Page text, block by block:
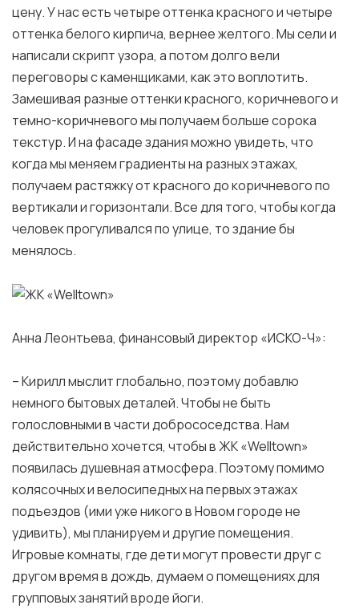
цену. У нас есть четыре оттенка красного и четыре
оттенка белого кирпича, вернее желтого. Мы сели и
написали скрипт узора, а потом долго вели
переговоры с каменщиками, как это воплотить.
Замешивая разные оттенки красного, коричневого и
темно-коричневого мы получаем больше сорока
текстур. И на фасаде здания можно увидеть, что
когда мы меняем градиенты на разных этажах,
получаем растяжку от красного до коричневого по
вертикали и горизонтали. Все для того, чтобы когда
человек прогуливался по улице, то здание бы
менялось.
Анна Леонтьева, финансовый директор «ИСКО-Ч»:
– Кирилл мыслит глобально, поэтому добавлю
немного бытовых деталей. Чтобы не быть
голословными в части добрососедства. Нам
действительно хочется, чтобы в ЖК «Welltown»
появилась душевная атмосфера. Поэтому помимо
колясочных и велосипедных на первых этажах
подъездов (ими уже никого в Новом городе не
удивить), мы планируем и другие помещения.
Игровые комнаты, где дети могут провести друг с
другом время в дождь, думаем о помещениях для
групповых занятий вроде йоги.